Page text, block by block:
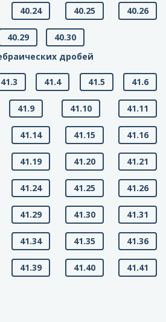
40.24 40.25 40.26
40.29
40.30
дробей
41.3 41.4 41.5 41.6
41.9 41.10 41.11
41.14 41.15 41.16
41.19 41.20 41.21
41.24 41.25 41.26
41.29 41.30 41.31
41.34 41.35 41.36
41.39 41.40 41.41